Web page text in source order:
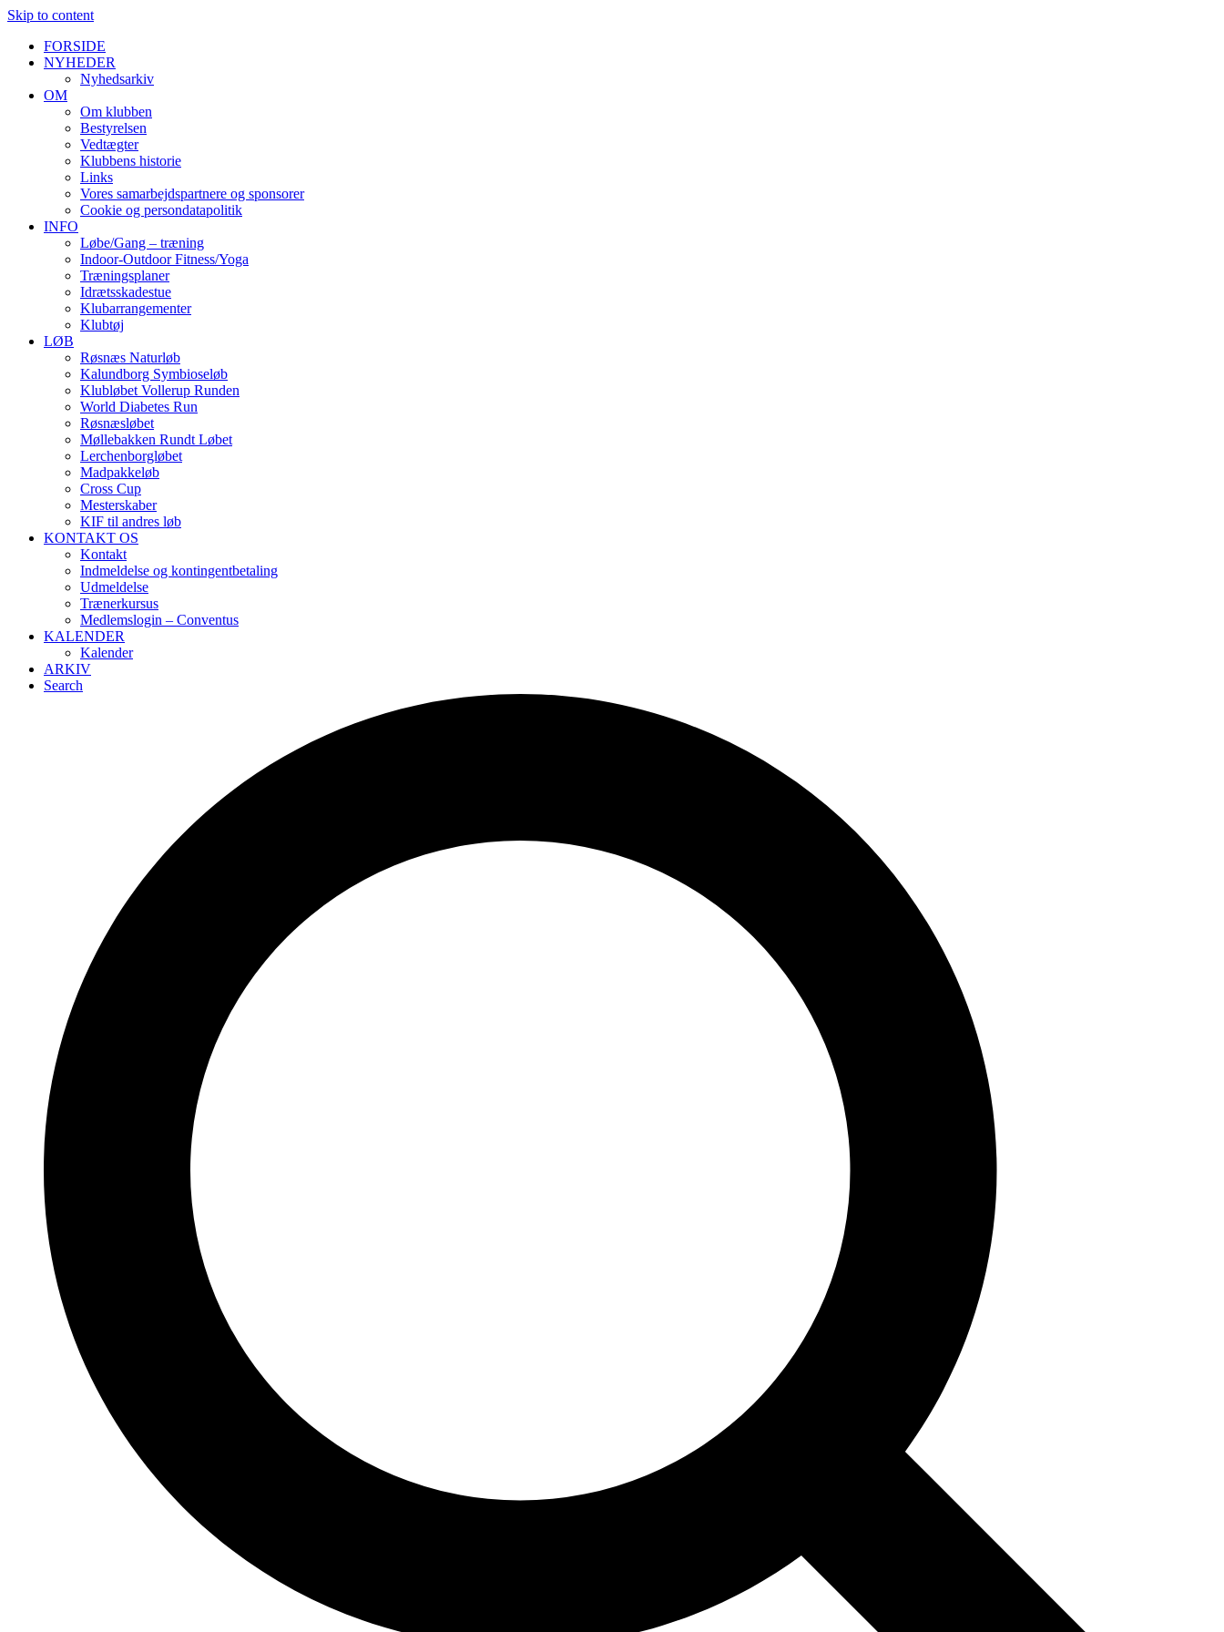
Skip to content
FORSIDE
NYHEDER
Nyhedsarkiv
OM
Om klubben
Bestyrelsen
Vedtægter
Klubbens historie
Links
Vores samarbejdspartnere og sponsorer
Cookie og persondatapolitik
INFO
Løbe/Gang – træning
Indoor-Outdoor Fitness/Yoga
Træningsplaner
Idrætsskadestue
Klubarrangementer
Klubtøj
LØB
Røsnæs Naturløb
Kalundborg Symbioseløb
Klubløbet Vollerup Runden
World Diabetes Run
Røsnæsløbet
Møllebakken Rundt Løbet
Lerchenborgløbet
Madpakkeløb
Cross Cup
Mesterskaber
KIF til andres løb
KONTAKT OS
Kontakt
Indmeldelse og kontingentbetaling
Udmeldelse
Trænerkursus
Medlemslogin – Conventus
KALENDER
Kalender
ARKIV
Search